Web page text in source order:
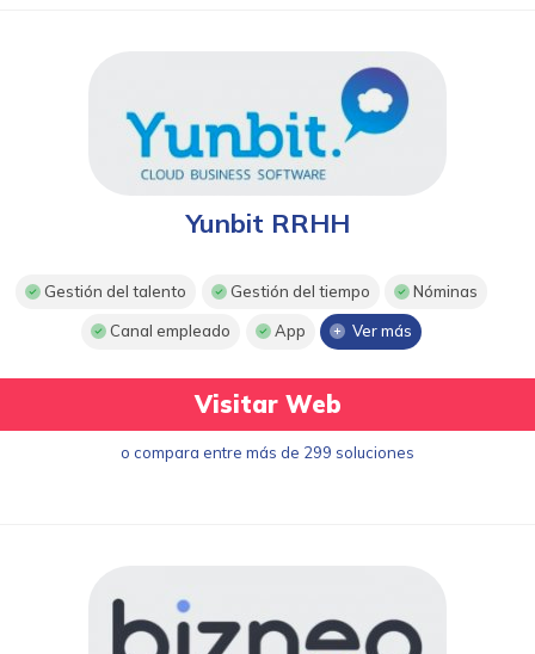
Yunbit RRHH
Gestión del talento Gestión del tiempo Nóminas
Canal empleado App Ver más
Visitar Web
o compara entre más de 299 soluciones